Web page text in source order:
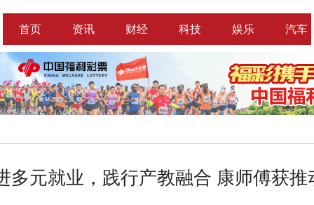
首页 资讯 财经 科技 娱乐 汽车
多元就业，践行产教融合 康师傅获推